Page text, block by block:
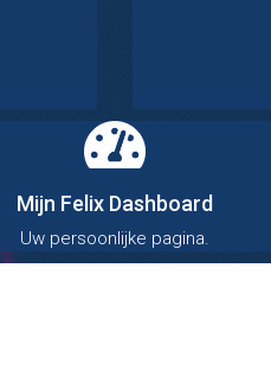
Mijn Felix Dashboard
Uw persoonlijke pagina.